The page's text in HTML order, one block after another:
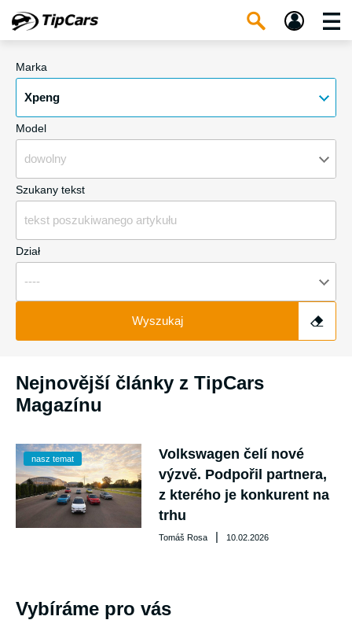
Marka
Xpeng
Model
dowolny
Szukany tekst
Dział
----
Wyszukaj
Nejnovější články z TipCars
Magazínu
nasz temat
Volkswagen čelí nové
výzvě. Podpořil partnera,
z kterého je konkurent na
trhu
Tomáš Rosa | 10.02.2026
Vybíráme pro vás